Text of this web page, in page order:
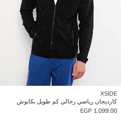
XSIDE
كارديجان رياضي رجالي كم طويل بكابوش
1,099.00 EGP